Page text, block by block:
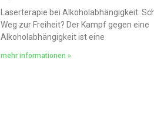
Laserterapie bei Alkoholabhängigkeit:
Weg zur Freiheit? Der Kampf gegen eine
Alkoholabhängigkeit ist eine
mehr informationen »